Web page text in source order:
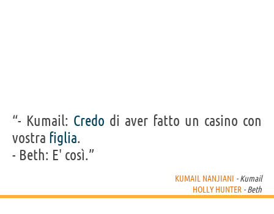
“- Kumail: Credo di aver fatto un casino con
vostra figlia.
- Beth: E' così.”
KUMAIL NANJIANI - Kumail
HOLLY HUNTER - Beth